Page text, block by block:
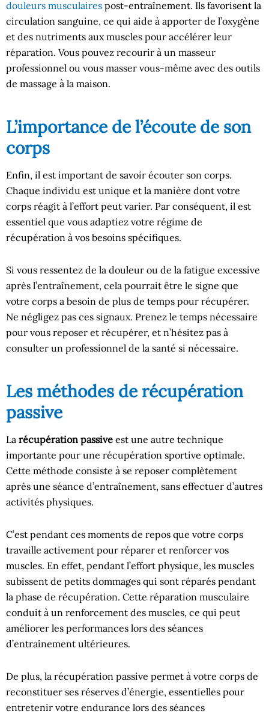
douleurs musculaires post-entraînement. Ils favorisent la
circulation sanguine, ce qui aide à apporter de l’oxygène
et des nutriments aux muscles pour accélérer leur
réparation. Vous pouvez recourir à un masseur
professionnel ou vous masser vous-même avec des outils
de massage à la maison.
L’importance de l’écoute de son
corps
Enfin, il est important de savoir écouter son corps.
Chaque individu est unique et la manière dont votre
corps réagit à l’effort peut varier. Par conséquent, il est
essentiel que vous adaptiez votre régime de
récupération à vos besoins spécifiques.
Si vous ressentez de la douleur ou de la fatigue excessive
après l’entraînement, cela pourrait être le signe que
votre corps a besoin de plus de temps pour récupérer.
Ne négligez pas ces signaux. Prenez le temps nécessaire
pour vous reposer et récupérer, et n’hésitez pas à
consulter un professionnel de la santé si nécessaire.
Les méthodes de récupération
passive
La récupération passive est une autre technique
importante pour une récupération sportive optimale.
Cette méthode consiste à se reposer complètement
après une séance d’entraînement, sans effectuer d’autres
activités physiques.
C’est pendant ces moments de repos que votre corps
travaille activement pour réparer et renforcer vos
muscles. En effet, pendant l’effort physique, les muscles
subissent de petits dommages qui sont réparés pendant
la phase de récupération. Cette réparation musculaire
conduit à un renforcement des muscles, ce qui peut
améliorer les performances lors des séances
d’entraînement ultérieures.
De plus, la récupération passive permet à votre corps de
reconstituer ses réserves d’énergie, essentielles pour
entretenir votre endurance lors des séances